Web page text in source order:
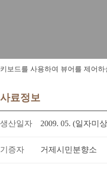
키보드를 사용하여 뷰어를 제어
사료정보
생산일자 2009. 05. (일자미
기증자 거제시민분향소